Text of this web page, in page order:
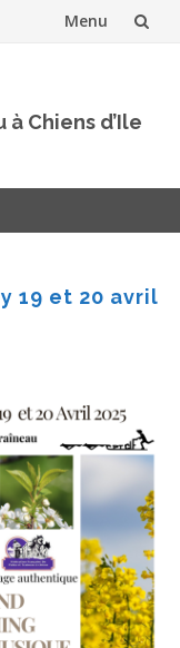
Menu
Chiens d’Ile
19 et 20 avril